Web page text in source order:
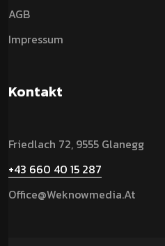
AGB
Impressum
Kontakt
Friedlach 72, 9555 Glanegg
+43 660 40 15 287
Office@weknowmedia.at